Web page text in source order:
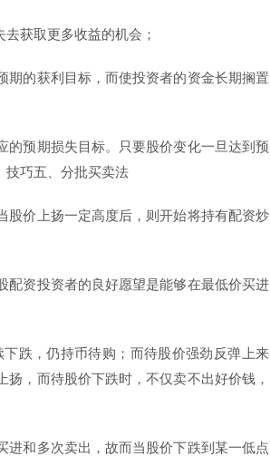
获取更多收益的机会；
的获利目标，而使投资者的资金长期搁置
预期损失目标。只要股价变化一旦达到预
技巧五、分批买卖法
价上扬一定高度后，则开始将持有配资炒
资投资者的良好愿望是能够在最低价买进
跌，仍持币待购；而待股价强劲反弹上来
，而待股价下跌时，不仅卖不出好价钱，
和多次卖出，故而当股价下跌到某一低点